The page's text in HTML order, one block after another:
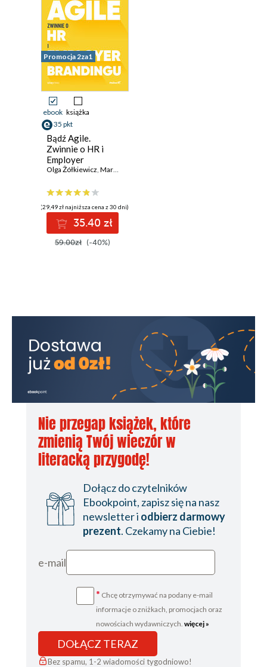
Promocja 2za1
ebook książka
35 pkt
Bądź Agile.
Zwinnie o HR i
Employer
Brandingu
Olga Żółkiewicz, Marcin Olszewski_
(29,49 zł najniższa cena z 30 dni)
35.40 zł
59.00zł (-40%)
Nie przegap książek, które
zmienią Twój wieczór w
literacką przygodę!
Dołącz do czytelników
Ebookpoint, zapisz się na nasz
newsletter i odbierz darmowy
prezent. Czekamy na Ciebie!
e-mail
* Chcę otrzymywać na podany e-mail
informacje o zniżkach, promocjach oraz
nowościach wydawniczych. więcej »
DOŁĄCZ TERAZ
Bez spamu, 1-2 wiadomości tygodniowo!